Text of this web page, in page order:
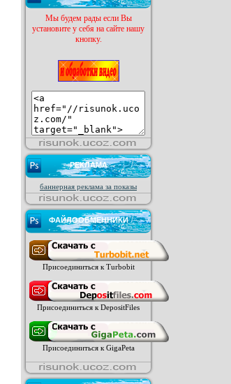
Мы будем рады если Вы
установите у себя на сайте нашу
кнопку.
РЕКЛАМА
баннерная реклама за показы
ФАЙЛООБМЕННИКИ
Присоединиться к Turbobit
Присоединиться к DepositFiles
Присоединиться к GigaPeta